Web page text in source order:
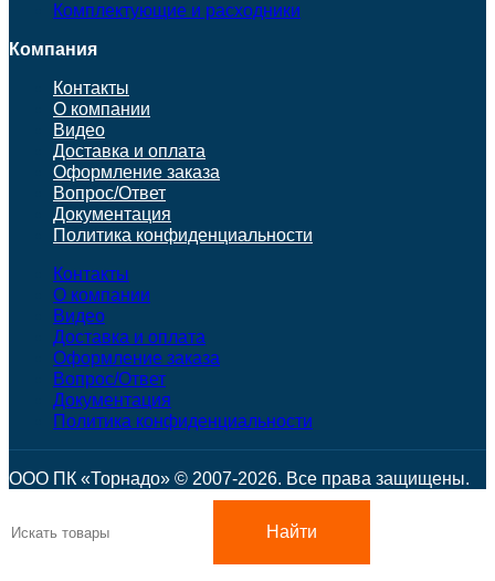
Комплектующие и расходники
Компания
Контакты
О компании
Видео
Доставка и оплата
Оформление заказа
Вопрос/Ответ
Документация
Политика конфиденциальности
Контакты
О компании
Видео
Доставка и оплата
Оформление заказа
Вопрос/Ответ
Документация
Политика конфиденциальности
ООО ПК «Торнадо» © 2007-2026. Все права защищены.
Найти